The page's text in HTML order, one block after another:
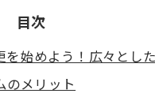
目次
始めよう！広々とし
のメリット